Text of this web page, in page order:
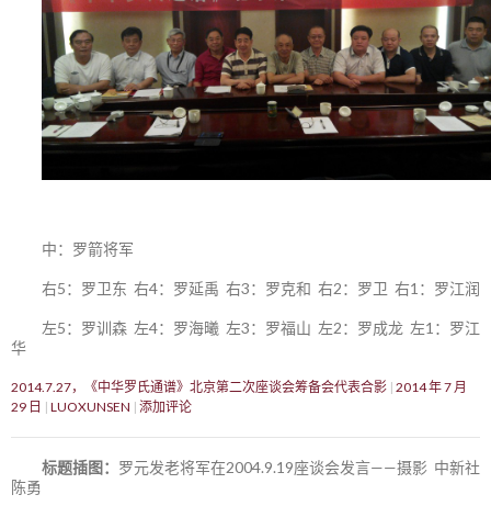
中：罗箭将军
右5：罗卫东 右4：罗延禹 右3：罗克和 右2：罗卫 右1：罗江润
左5：罗训森 左4：罗海曦 左3：罗福山 左2：罗成龙 左1：罗江
华
2014.7.27，《中华罗氏通谱》北京第二次座谈会筹备会代表合影 2014 年 7 月
29 日
LUOXUNSEN 添加评论
标题插图： 罗元发老将军在2004.9.19座谈会发言——摄影 中新社
陈勇